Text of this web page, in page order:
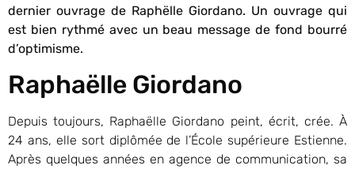
dernier ouvrage de Raphëlle Giordano. Un ouvrage qui
est bien rythmé avec un beau message de fond bourré
d’optimisme.
Raphaëlle Giordano
Depuis toujours, Raphaëlle Giordano peint, écrit, crée. À
24 ans, elle sort diplômée de l’École supérieure Estienne.
Après quelques années en agence de communication, sa